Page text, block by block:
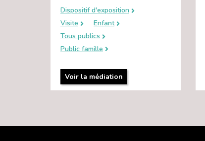
Dispositif d'exposition
Visite
Enfant
Tous publics
Public famille
Voir la médiation